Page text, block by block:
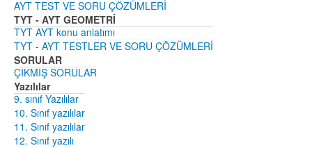
AYT TEST VE SORU ÇÖZÜMLERİ
TYT - AYT GEOMETRİ
TYT AYT konu anlatımı
TYT - AYT TESTLER VE SORU ÇÖZÜMLERİ
SORULAR
ÇIKMIŞ SORULAR
Yazılılar
9. sınıf Yazılılar
10. Sınıf yazılılar
11. Sınıf yazılılar
12. Sınıf yazılı